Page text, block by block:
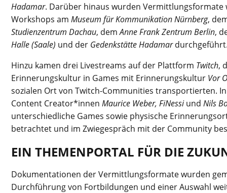
Hadamar. Darüber hinaus wurden Vermittlungsformate
Workshops amMuseum für Kommunikation Nürnberg,
Studienzentrum Dachau, demAnne Frank Zentrum Berlin,
Halle (Saale) und der Gedenkstätte Hadamar
Hinzu kamen drei Livestreams auf der Plattform Twitch,
Erinnerungskultur in Games mit Erinnerungskultur Vor
sozialen Ort von Twitch-Communities transportierten.
Content Creator*innenMaurice Weber, FiNessiundNils
unterschiedliche Games sowie physische
betrachtet und im Zwiegespräch mit der Community
EIN THEMENPORTAL FÜR DIE
Dokumentationen der Vermittlungsformate wurden
Durchführung von Fortbildungen und einer Auswahl